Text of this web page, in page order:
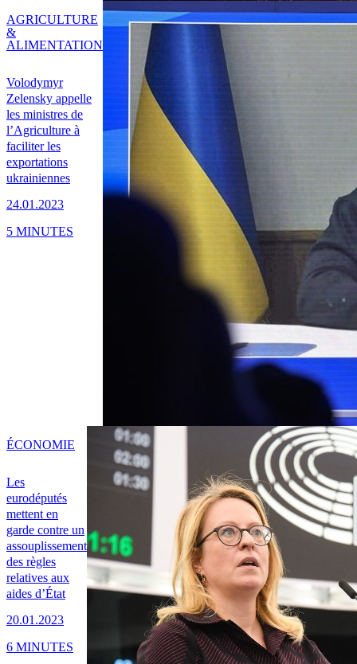
Volodymyr
Zelensky appelle
les ministres de
l’Agriculture à
faciliter les
exportations
ukrainiennes
24.01.2023
AGRICULTURE
&
ALIMENTATION
5 MINUTES
Les
eurodéputés
mettent en
garde contre un
assouplissement
des règles
relatives aux
aides d’État
20.01.2023
ÉCONOMIE
6 MINUTES